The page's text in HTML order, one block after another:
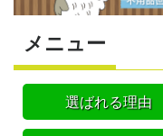
メニュー
選ばれる理由